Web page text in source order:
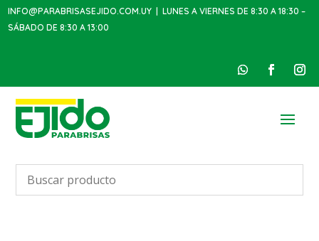
INFO@PARABRISASEJIDO.COM.UY | LUNES A VIERNES DE 8:30 A 18:30 –
SÁBADO DE 8:30 A 13:00